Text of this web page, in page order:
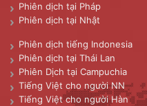
Phiên dịch tại Pháp
Phiên dịch tại Nhật
Phiên dịch tiếng Indonesia
Phiên dịch tại Thái Lan
Phiên Dịch tại Campuchia
Tiếng Việt cho người NN
Tiếng Việt cho người Hàn